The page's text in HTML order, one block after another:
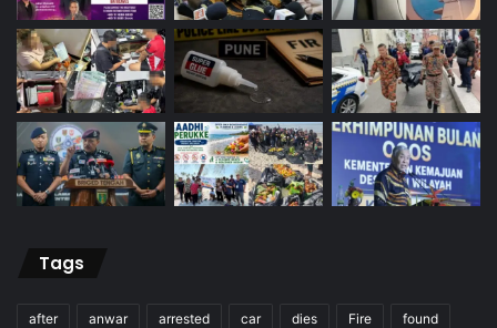
Tags
after anwar arrested car dies Fire found